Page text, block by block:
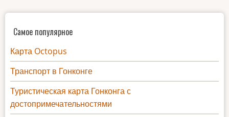
Самое популярное
Карта Octopus
Транспорт в Гонконге
Туристическая карта Гонконга с
достопримечательностями